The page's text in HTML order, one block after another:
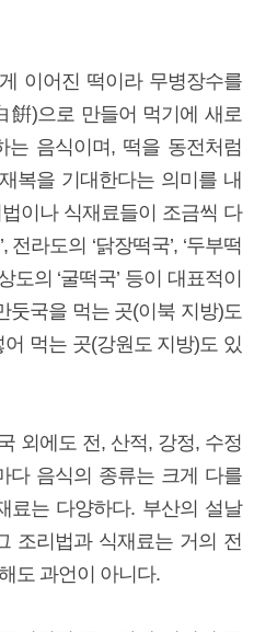
이어진 떡이라 무병장수를
餠)으로 만들어 먹기에 새로
음식이며, 떡을 동전처럼
복을 기대한다는 의미를 내
이나 식재료들이 조금씩 다
라도의 ‘닭장떡국’, ‘두부떡
도의 ‘굴떡국’ 등이 대표적이
둣국을 먹는 곳(이북 지방)도
먹는 곳(강원도 지방)도 있
외에도 전, 산적, 강정, 수정
다 음식의 종류는 크게 다를
료는 다양하다. 부산의 설날
조리법과 식재료는 거의 전
도 과언이 아니다.